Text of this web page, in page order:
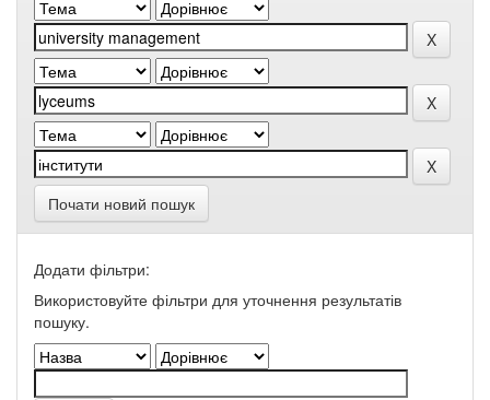
Почати новий пошук
Додати фільтри:
Використовуйте фільтри для уточнення результатів
пошуку.